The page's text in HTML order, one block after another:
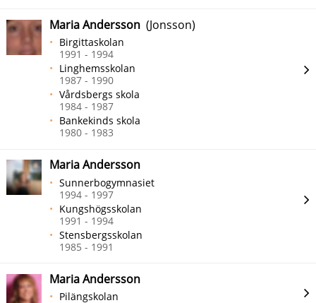
Maria Andersson (Jonsson)
Birgittaskolan
1991 - 1994
Linghemsskolan
1987 - 1990
Vårdsbergs skola
1984 - 1987
Bankekinds skola
1980 - 1983
Maria Andersson
Sunnerbogymnasiet
1994 - 1997
Kungshögsskolan
1991 - 1994
Stensbergsskolan
1985 - 1991
Maria Andersson
Pilängskolan